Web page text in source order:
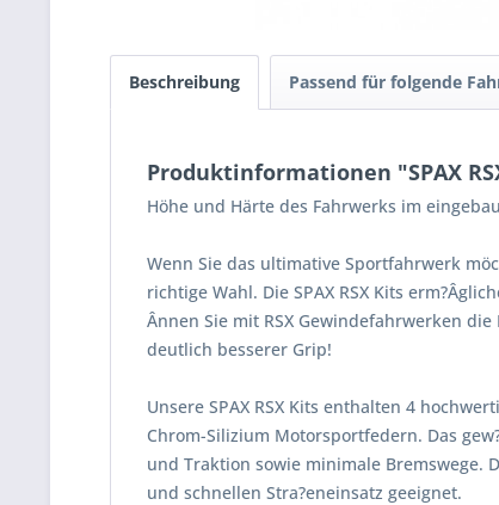
Beschreibung Passend für folgende
Produktinformationen "SPAX
Höhe und Härte des Fahrwerks im
Wenn Sie das ultimative Sportfahrwerk
richtige Wahl. Die SPAX RSX Kits
Ânnen Sie mit RSX Gewindefahrwerken
deutlich besserer Grip!
Unsere SPAX RSX Kits enthalten 4
Chrom-Silizium Motorsportfedern. Das
und Traktion sowie minimale Bremswege.
und schnellen Stra?eneinsatz geeignet.